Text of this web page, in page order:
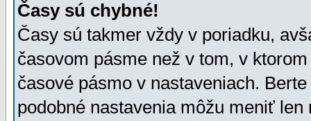
Časy sú chybné!
Časy sú takmer vždy v poriadku,
časovom pásme než v tom, v
časové pásmo v nastaveniach.
podobné nastavenia môžu meniť